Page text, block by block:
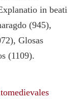
in beati
(945),
Glosas
(1109).